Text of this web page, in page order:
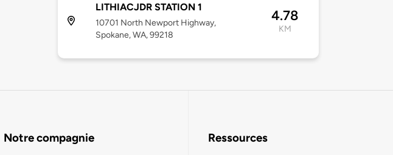
LITHIACJDR STATION 1
10701 North Newport Highway,
Spokane, WA, 99218
4.78
KM
Notre compagnie Ressources